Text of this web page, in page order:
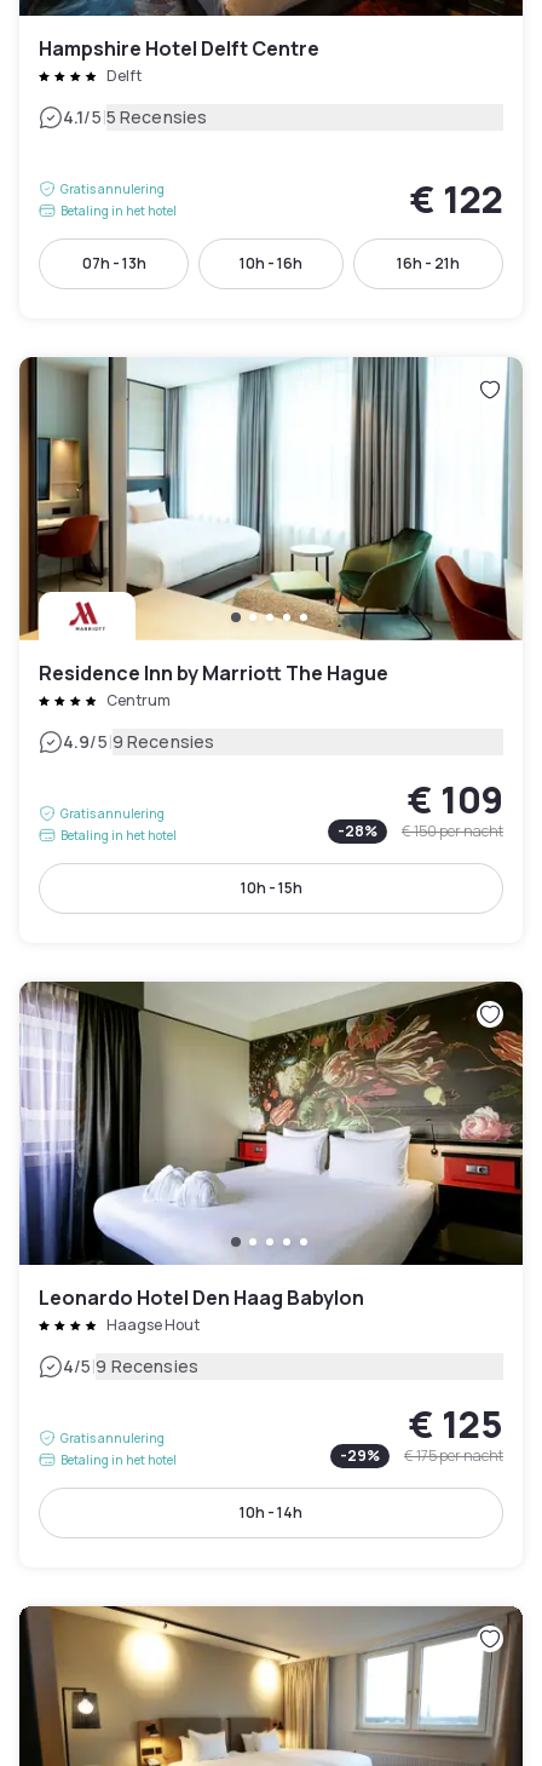
Hampshire Hotel Delft Centre
Delft
4.1/5|5 Recensies
Gratis annulering
Betaling in het hotel
€ 122
07h - 13h 10h - 16h 16h - 21h
Residence Inn by Marriott The Hague
Centrum
4.9/5|9 Recensies
Gratis annulering
Betaling in het hotel
€ 109
-28% € 150per nacht
10h - 15h
Leonardo Hotel Den Haag Babylon
Haagse Hout
4/5|9 Recensies
Gratis annulering
Betaling in het hotel
€ 125
-29% € 175per nacht
10h - 14h